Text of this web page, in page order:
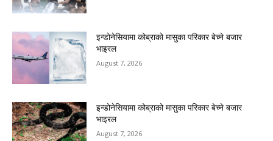
इन्डोनेसियामा कोब्राको मासुका परिकार बेच्ने बजार
भाइरल
August 7, 2026
इन्डोनेसियामा कोब्राको मासुका परिकार बेच्ने बजार
भाइरल
August 7, 2026